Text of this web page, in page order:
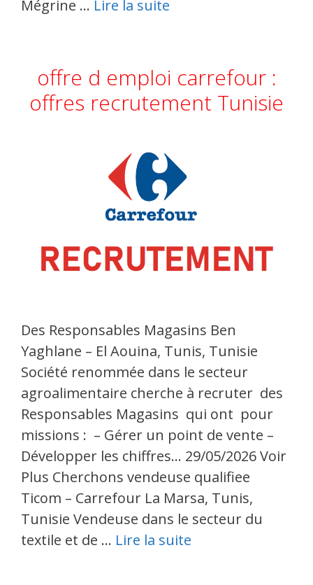
Mégrine … Lire la suite
offre d emploi carrefour :
offres recrutement Tunisie
Des Responsables Magasins Ben
Yaghlane – El Aouina, Tunis, Tunisie
Société renommée dans le secteur
agroalimentaire cherche à recruter des
Responsables Magasins qui ont pour
missions : – Gérer un point de vente –
Développer les chiffres… 29/05/2026 Voir
Plus Cherchons vendeuse qualifiee
Ticom – Carrefour La Marsa, Tunis,
Tunisie Vendeuse dans le secteur du
textile et de … Lire la suite